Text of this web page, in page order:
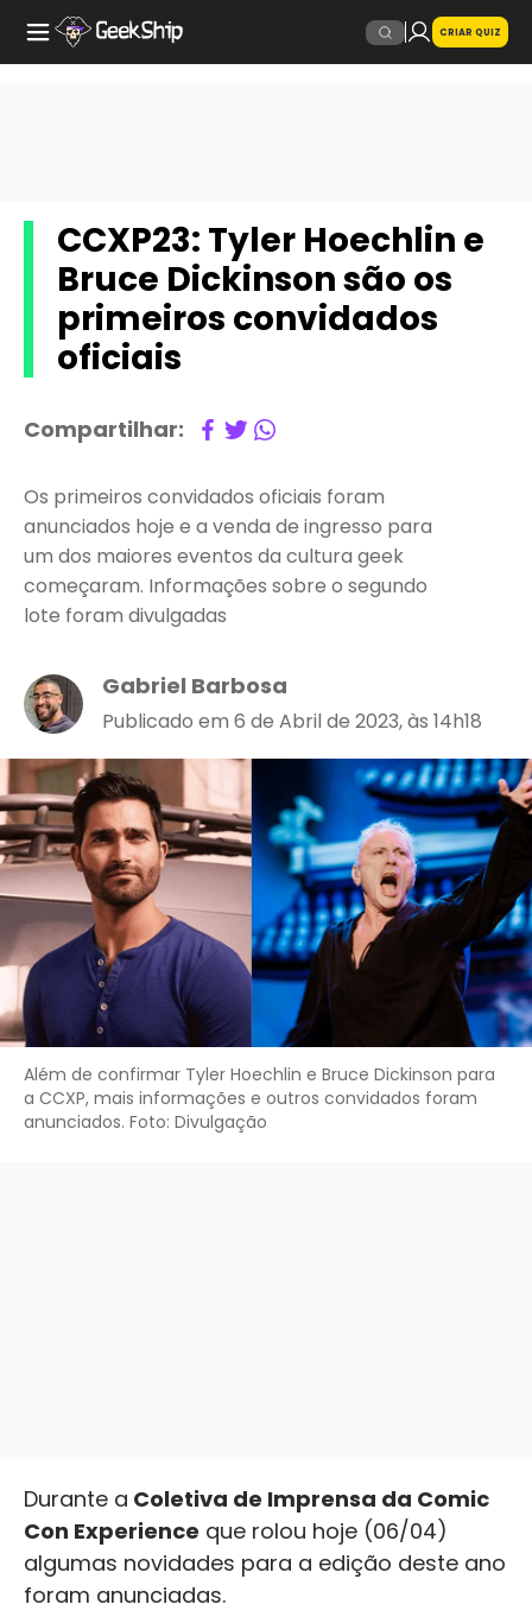
CRIAR QUIZ
CCXP23: Tyler Hoechlin e
Bruce Dickinson são os
primeiros convidados
oficiais
Compartilhar:
Os primeiros convidados oficiais foram
anunciados hoje e a venda de ingresso para
um dos maiores eventos da cultura geek
começaram. Informações sobre o segundo
lote foram divulgadas
Gabriel Barbosa
Publicado em 6 de Abril de 2023, às 14h18
Além de confirmar Tyler Hoechlin e Bruce Dickinson para
a CCXP, mais informações e outros convidados foram
anunciados. Foto: Divulgação
Durante a Coletiva de Imprensa da Comic
Con Experience que rolou hoje (06/04)
algumas novidades para a edição deste ano
foram anunciadas.